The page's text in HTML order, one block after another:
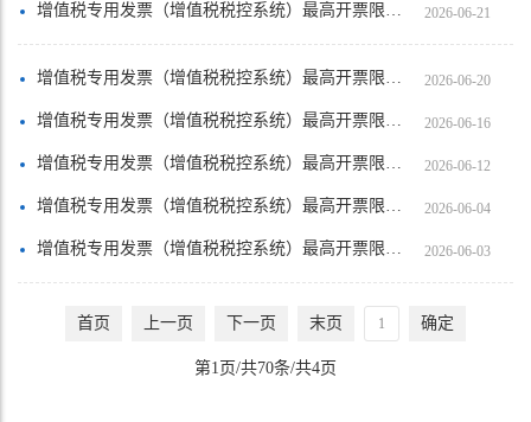
增值税专用发票（增值税税控系统）最高开票限额审批【四会市玉南风珠宝店（个体工商户）】 2026-06-21
增值税专用发票（增值税税控系统）最高开票限额审批【四会市萱瑞珠宝店（个体工商户）】 2026-06-20
增值税专用发票（增值税税控系统）最高开票限额审批【肇庆市鼎湖区智筑水电工程服务部…… 2026-06-16
增值税专用发票（增值税税控系统）最高开票限额审批【四会市鸿瑞印刷厂（个体工商户）】 2026-06-12
增值税专用发票（增值税税控系统）最高开票限额审批【四会市文萱珠宝店（个体工商户）】 2026-06-04
增值税专用发票（增值税税控系统）最高开票限额审批【怀集县怀城街道青禾摄影店（个体工商户）】 2026-06-03
首页 上一页 下一页 末页 确定
第1页/共70条/共4页